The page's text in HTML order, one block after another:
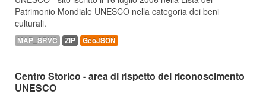
Patrimonio Mondiale UNESCO nella categoria dei beni
culturali.
MAP_SRVC ZIP GeoJSON
Centro Storico - area di rispetto del riconoscimento
UNESCO